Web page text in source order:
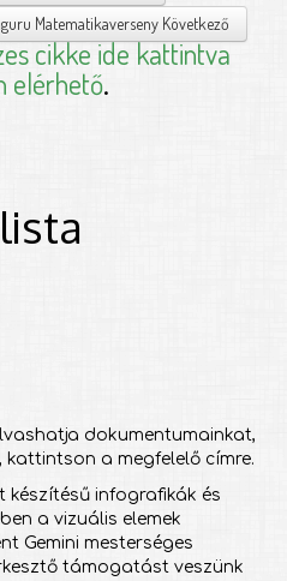
Matematikaverseny Következő
cikke ide kattintva
elérhető.
dokumentumainkat,
kattintson a megfelelő címre.
készítésű infografikák és
a vizuális elemek
Gemini mesterséges
támogatást veszünk